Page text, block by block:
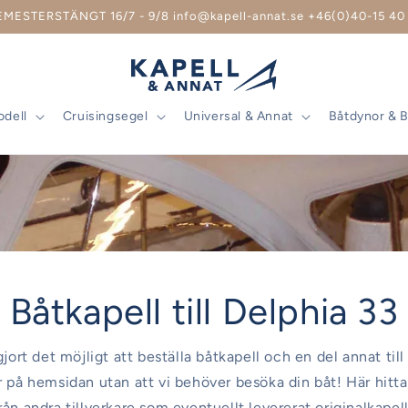
16/7 - 9/8 info@kapell-annat.se +46(0)40-15 40
Cruisingsegel Universal & Annat Båtdynor &
Båtkapell till Delphia 33
det möjligt att beställa båtkapell och en del annat till
på hemsidan utan att vi behöver besöka din båt! Här